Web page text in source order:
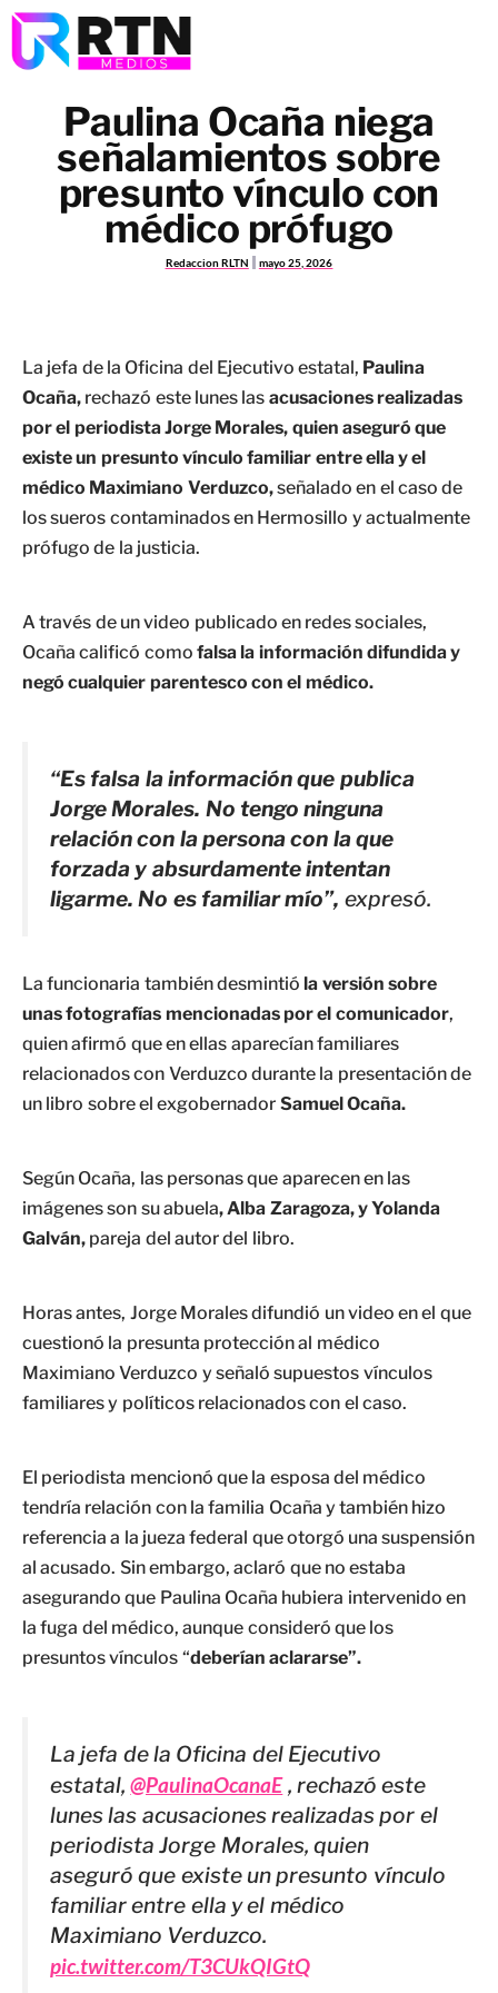
Paulina Ocaña niega
señalamientos sobre
presunto vínculo con
médico prófugo
Redaccion RLTN mayo 25, 2026
La jefa de la Oficina del Ejecutivo estatal, Paulina
Ocaña, rechazó este lunes las acusaciones realizadas
por el periodista Jorge Morales, quien aseguró que
existe un presunto vínculo familiar entre ella y el
médico Maximiano Verduzco,señalado en el caso de
los sueros contaminados en Hermosillo y actualmente
prófugo de la justicia.
A través de un video publicado en redes sociales,
Ocaña calificó como falsa la información difundida y
negó cualquier parentesco con el médico.
“Es falsa la información que publica
Jorge Morales. No tengo ninguna
relación con la persona con la que
forzada y absurdamente intentan
ligarme. No es familiar mío”, expresó.
La funcionaria también desmintió la versión sobre
unas fotografías mencionadas por el comunicador,
quien afirmó que en ellas aparecían familiares
relacionados con Verduzco durante la presentación de
un libro sobre el exgobernador Samuel Ocaña.
Según Ocaña, las personas que aparecen en las
imágenes son su abuela, Alba Zaragoza, y Yolanda
Galván, pareja del autor del libro.
Horas antes, Jorge Morales difundió un video en el que
cuestionó la presunta protección al médico
Maximiano Verduzco y señaló supuestos vínculos
familiares y políticos relacionados con el caso.
El periodista mencionó que la esposa del médico
tendría relación con la familia Ocaña y también hizo
referencia a la jueza federal que otorgó una suspensión
al acusado. Sin embargo, aclaró que no estaba
asegurando que Paulina Ocaña hubiera intervenido en
la fuga del médico, aunque consideró que los
presuntos vínculos “deberían aclararse”.
La jefa de la Oficina del Ejecutivo
estatal,@PaulinaOcanaE, rechazó este
lunes las acusaciones realizadas por el
periodista Jorge Morales, quien
aseguró que existe un presunto vínculo
familiar entre ella y el médico
Maximiano Verduzco.
pic.twitter.com/T3CUkQIGtQ